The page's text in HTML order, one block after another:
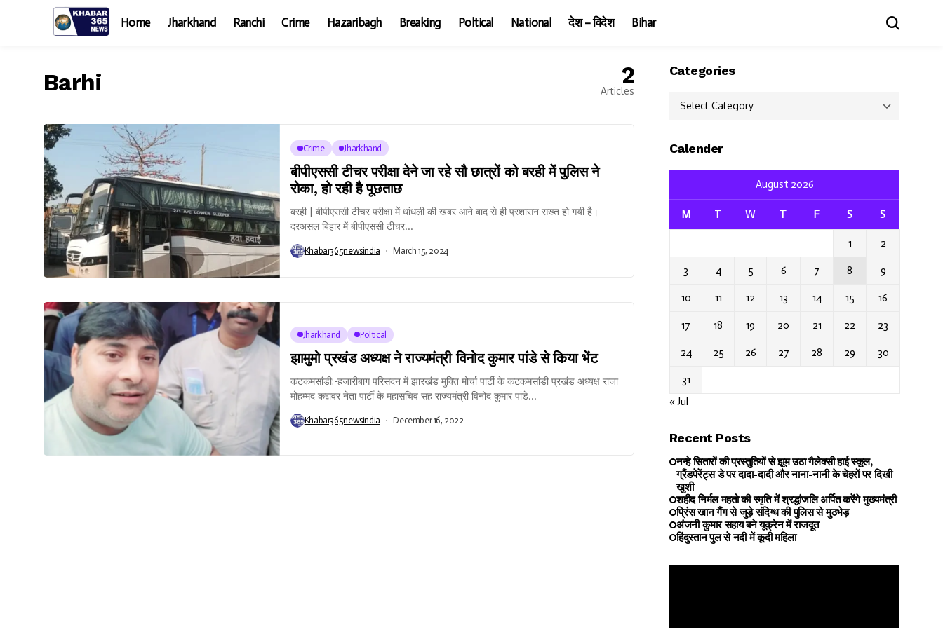
Home Jharkhand Ranchi Crime Hazaribagh Breaking Poltical National देश – विदेश Bihar
Barhi 2
Articles
Crime Jharkhand
बीपीएससी टीचर परीक्षा देने जा रहे सौ छात्रों को बरही में पुलिस ने
रोका, हो रही है पूछताछ
बरही | बीपीएससी टीचर परीक्षा में धांधली की खबर आने बाद से ही प्रशासन सख्त हो गयी है।
दरअसल बिहार में बीपीएससी टीचर...
Khabar365newsindia March 15, 2024
Jharkhand Poltical
झामुमो प्रखंड अध्यक्ष ने राज्यमंत्री विनोद कुमार पांडे से किया भेंट
कटकमसांडी:-हजारीबाग परिसदन में झारखंड मुक्ति मोर्चा पार्टी के कटकमसांडी प्रखंड अध्यक्ष राजा
मोहम्मद कद्दावर नेता पार्टी के महासचिव सह राज्यमंत्री विनोद कुमार पांडे...
Khabar365newsindia December 16, 2022
Categories
Categories
Calender
August 2026
M T W T F S S
1 2
3 4 5 6 7 8 9
10 11 12 13 14 15 16
17 18 19 20 21 22 23
24 25 26 27 28 29 30
31
« Jul
Recent Posts
नन्हे सितारों की प्रस्तुतियों से झूम उठा गैलेक्सी हाई स्कूल,
ग्रैंडपेरेंट्स डे पर दादा-दादी और नाना-नानी के चेहरों पर दिखी
खुशी
शहीद निर्मल महतो की स्मृति में श्रद्धांजलि अर्पित करेंगे मुख्यमंत्री
प्रिंस खान गैंग से जुड़े संदिग्ध की पुलिस से मुठभेड़
अंजनी कुमार सहाय बने यूक्रेन में राजदूत
हिंदुस्तान पुल से नदी में कूदी महिला